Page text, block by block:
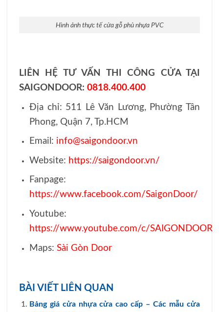
Hình ảnh thực tế cửa gỗ phủ nhựa PVC
LIÊN HỆ TƯ VẤN THI CÔNG CỬA TẠI
SAIGONDOOR: 0818.400.400
Địa chỉ: 511 Lê Văn Lương, Phường Tân
Phong, Quận 7, Tp.HCM
Email: info@saigondoor.vn
Website: https://saigondoor.vn/
Fanpage:
https://www.facebook.com/SaigonDoor/
Youtube:
https://www.youtube.com/c/SAIGONDOOR
Maps: Sài Gòn Door
BÀI VIẾT LIÊN QUAN
Bảng giá cửa nhựa cửa cao cấp – Các mẫu cửa